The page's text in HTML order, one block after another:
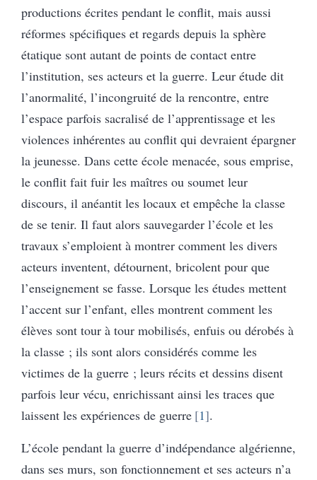
productions écrites pendant le conflit, mais aussi
réformes spécifiques et regards depuis la sphère
étatique sont autant de points de contact entre
l’institution, ses acteurs et la guerre. Leur étude dit
l’anormalité, l’incongruité de la rencontre, entre
l’espace parfois sacralisé de l’apprentissage et les
violences inhérentes au conflit qui devraient épargner
la jeunesse. Dans cette école menacée, sous emprise,
le conflit fait fuir les maîtres ou soumet leur
discours, il anéantit les locaux et empêche la classe
de se tenir. Il faut alors sauvegarder l’école et les
travaux s’emploient à montrer comment les divers
acteurs inventent, détournent, bricolent pour que
l’enseignement se fasse. Lorsque les études mettent
l’accent sur l’enfant, elles montrent comment les
élèves sont tour à tour mobilisés, enfuis ou dérobés à
la classe ; ils sont alors considérés comme les
victimes de la guerre ; leurs récits et dessins disent
parfois leur vécu, enrichissant ainsi les traces que
laissent les expériences de guerre 1 .
L’école pendant la guerre d’indépendance algérienne,
dans ses murs, son fonctionnement et ses acteurs n’a